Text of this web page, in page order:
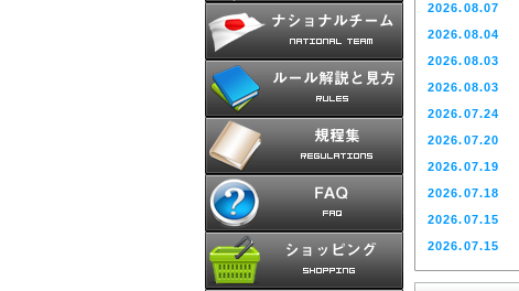
2026.08.07
2026.08.04
2026.08.03
2026.08.03
2026.07.24
2026.07.20
2026.07.19
2026.07.18
2026.07.15
2026.07.15
2026.07.10